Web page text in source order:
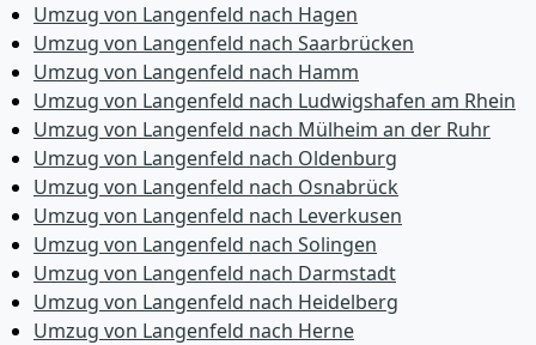
Umzug von Langenfeld nach Hagen
Umzug von Langenfeld nach Saarbrücken
Umzug von Langenfeld nach Hamm
Umzug von Langenfeld nach Ludwigshafen am Rhein
Umzug von Langenfeld nach Mülheim an der Ruhr
Umzug von Langenfeld nach Oldenburg
Umzug von Langenfeld nach Osnabrück
Umzug von Langenfeld nach Leverkusen
Umzug von Langenfeld nach Solingen
Umzug von Langenfeld nach Darmstadt
Umzug von Langenfeld nach Heidelberg
Umzug von Langenfeld nach Herne